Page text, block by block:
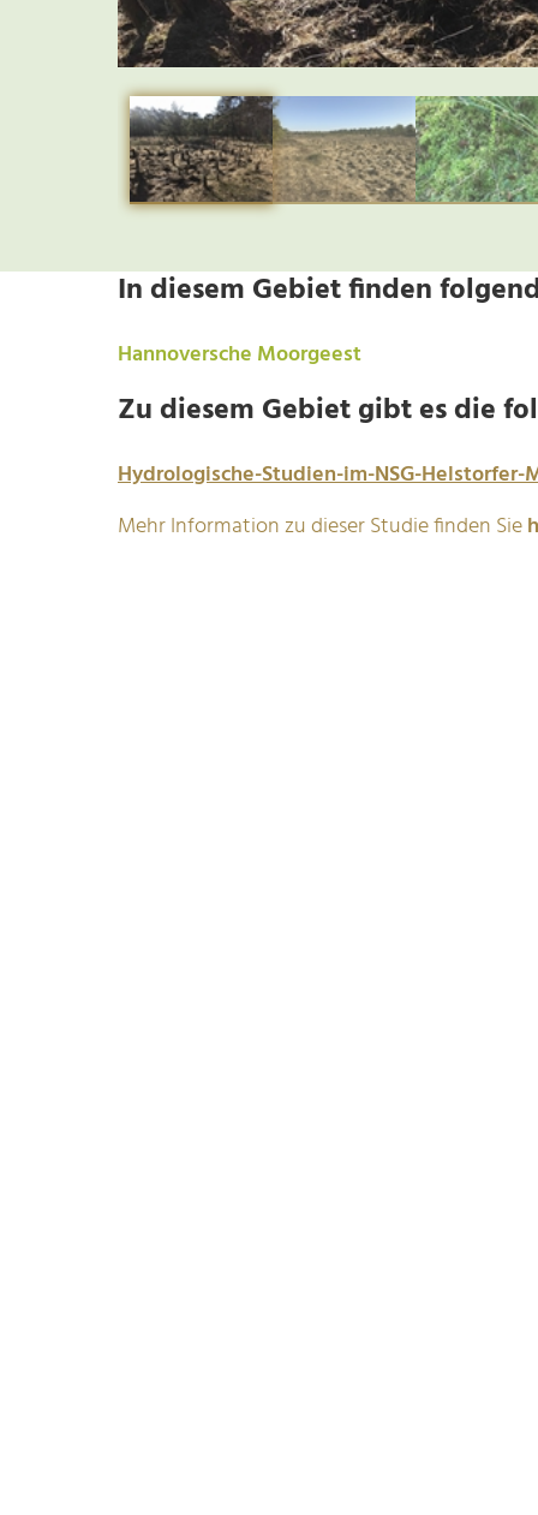
In diesem Gebiet finden
Hannoversche Moorgeest
Zu diesem Gebiet gibt es die
Hydrologische-Studien-im-NSG-Helstorfer-
Mehr Information zu dieser Studie finden Sie